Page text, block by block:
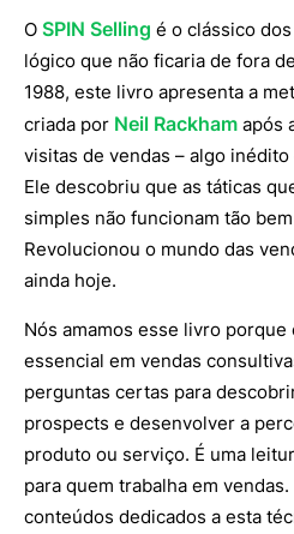
O SPIN Selling é o clássico
lógico que não ficaria de fora
1988, este livro apresenta a
criada por Neil Rackham após
visitas de vendas – algo
Ele descobriu que as táticas
simples não funcionam tão
Revolucionou o mundo das
ainda hoje.
Nós amamos esse livro
essencial em vendas
perguntas certas para
prospects e desenvolver a
produto ou serviço. É uma
para quem trabalha em
conteúdos dedicados a esta